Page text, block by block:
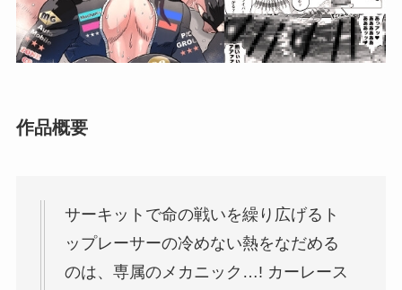
作品概要
サーキットで命の戦いを繰り広げるト
ップレーサーの冷めない熱をなだめる
のは、専属のメカニック…! カーレース